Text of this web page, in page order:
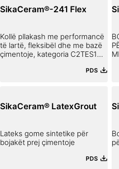
SikaCeram®-241 Flex
Kollë pllakash me performancë
të lartë, fleksibël dhe me bazë
çimentoje, kategoria C2TES1
PDS
SikaCeram® LatexGrout
Lateks gome sintetike për
bojakët prej çimentoje
PDS